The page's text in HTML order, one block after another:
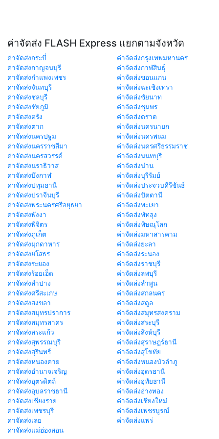
ค่าจัดส่ง FLASH Express แยกตามจังหวัด
ค่าจัดส่งกระบี่
ค่าจัดส่งกรุงเทพมหานคร
ค่าจัดส่งกาญจนบุรี
ค่าจัดส่งกาฬสินธุ์
ค่าจัดส่งกำแพงเพชร
ค่าจัดส่งขอนแก่น
ค่าจัดส่งจันทบุรี
ค่าจัดส่งฉะเชิงเทรา
ค่าจัดส่งชลบุรี
ค่าจัดส่งชัยนาท
ค่าจัดส่งชัยภูมิ
ค่าจัดส่งชุมพร
ค่าจัดส่งตรัง
ค่าจัดส่งตราด
ค่าจัดส่งตาก
ค่าจัดส่งนครนายก
ค่าจัดส่งนครปฐม
ค่าจัดส่งนครพนม
ค่าจัดส่งนครราชสีมา
ค่าจัดส่งนครศรีธรรมราช
ค่าจัดส่งนครสวรรค์
ค่าจัดส่งนนทบุรี
ค่าจัดส่งนราธิวาส
ค่าจัดส่งน่าน
ค่าจัดส่งบึงกาฬ
ค่าจัดส่งบุรีรัมย์
ค่าจัดส่งปทุมธานี
ค่าจัดส่งประจวบคีรีขันธ์
ค่าจัดส่งปราจีนบุรี
ค่าจัดส่งปัตตานี
ค่าจัดส่งพระนครศรีอยุธยา
ค่าจัดส่งพะเยา
ค่าจัดส่งพังงา
ค่าจัดส่งพัทลุง
ค่าจัดส่งพิจิตร
ค่าจัดส่งพิษณุโลก
ค่าจัดส่งภูเก็ต
ค่าจัดส่งมหาสารคาม
ค่าจัดส่งมุกดาหาร
ค่าจัดส่งยะลา
ค่าจัดส่งยโสธร
ค่าจัดส่งระนอง
ค่าจัดส่งระยอง
ค่าจัดส่งราชบุรี
ค่าจัดส่งร้อยเอ็ด
ค่าจัดส่งลพบุรี
ค่าจัดส่งลำปาง
ค่าจัดส่งลำพูน
ค่าจัดส่งศรีสะเกษ
ค่าจัดส่งสกลนคร
ค่าจัดส่งสงขลา
ค่าจัดส่งสตูล
ค่าจัดส่งสมุทรปราการ
ค่าจัดส่งสมุทรสงคราม
ค่าจัดส่งสมุทรสาคร
ค่าจัดส่งสระบุรี
ค่าจัดส่งสระแก้ว
ค่าจัดส่งสิงห์บุรี
ค่าจัดส่งสุพรรณบุรี
ค่าจัดส่งสุราษฎร์ธานี
ค่าจัดส่งสุรินทร์
ค่าจัดส่งสุโขทัย
ค่าจัดส่งหนองคาย
ค่าจัดส่งหนองบัวลำภู
ค่าจัดส่งอำนาจเจริญ
ค่าจัดส่งอุดรธานี
ค่าจัดส่งอุตรดิตถ์
ค่าจัดส่งอุทัยธานี
ค่าจัดส่งอุบลราชธานี
ค่าจัดส่งอ่างทอง
ค่าจัดส่งเชียงราย
ค่าจัดส่งเชียงใหม่
ค่าจัดส่งเพชรบุรี
ค่าจัดส่งเพชรบูรณ์
ค่าจัดส่งเลย
ค่าจัดส่งแพร่
ค่าจัดส่งแม่ฮ่องสอน